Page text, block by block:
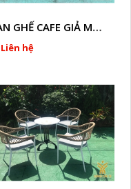
BÀN GHẾ CAFE GIẢ MÂY HTT - LS132
Liên hệ